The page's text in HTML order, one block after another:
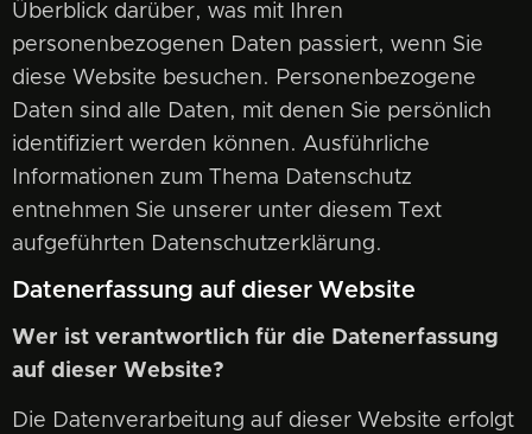
Überblick darüber, was mit Ihren
personenbezogenen Daten passiert, wenn Sie
diese Website besuchen. Personenbezogene
Daten sind alle Daten, mit denen Sie persönlich
identifiziert werden können. Ausführliche
Informationen zum Thema Datenschutz
entnehmen Sie unserer unter diesem Text
aufgeführten Datenschutzerklärung.
Datenerfassung auf dieser Website
Wer ist verantwortlich für die Datenerfassung
auf dieser Website?
Die Datenverarbeitung auf dieser Website erfolgt